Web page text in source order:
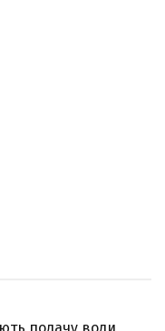
подачу води